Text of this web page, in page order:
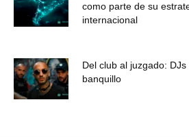
como parte de su
internacional
Del club al juzgado:
banquillo